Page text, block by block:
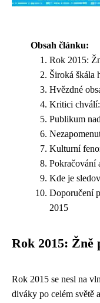
Obsah článku:
Rok 2015:
Široká škála
Hvězdné
Kritici
Publikum
Kulturní
Pokračování
Kde je
Doporučení
2015
Rok 2015: Žně
Rok 2015 se nesl na
diváky po celém světě